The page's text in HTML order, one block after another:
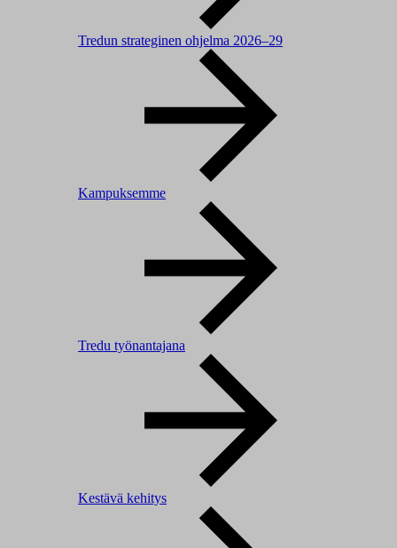
Tredun strateginen ohjelma 2026–29
Kampuksemme
Tredu työnantajana
Kestävä kehitys